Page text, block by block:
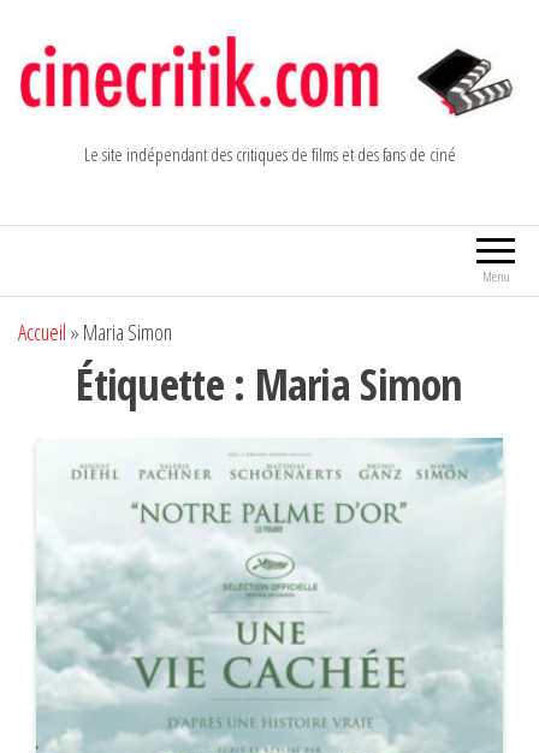
contenu
Le site indépendant des critiques de films et des fans de ciné
Menu
Accueil » Maria Simon
Étiquette : Maria Simon